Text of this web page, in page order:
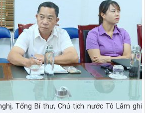
Tổng Bí thư, Chủ tịch nước Tô Lâm ghi